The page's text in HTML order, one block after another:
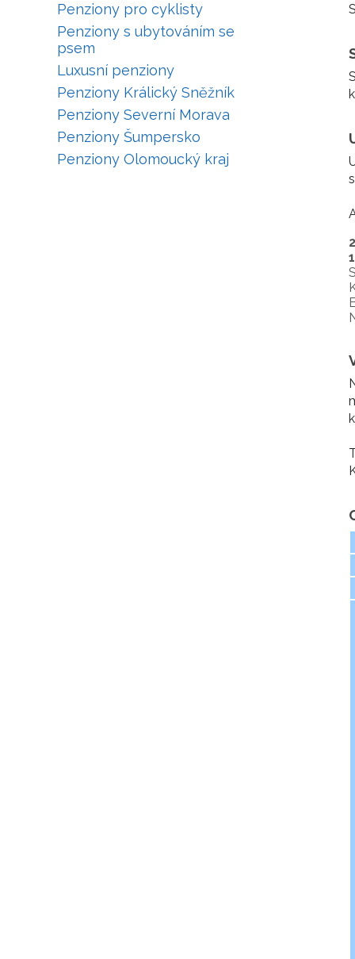
Penziony pro cyklisty
Penziony s ubytováním se
psem
Luxusní penziony
Penziony Králický Sněžník
Penziony Severní Morava
Penziony Šumpersko
Penziony Olomoucký kraj